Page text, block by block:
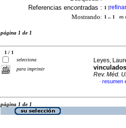
Referencias encontradas : 1 [refinar
Mostrando: 1 .. 1 en
página 1 de 1
1 / 1
selecciona
para imprimir
Leyes,
Rev. Méd.
· resumen
página 1 de 1